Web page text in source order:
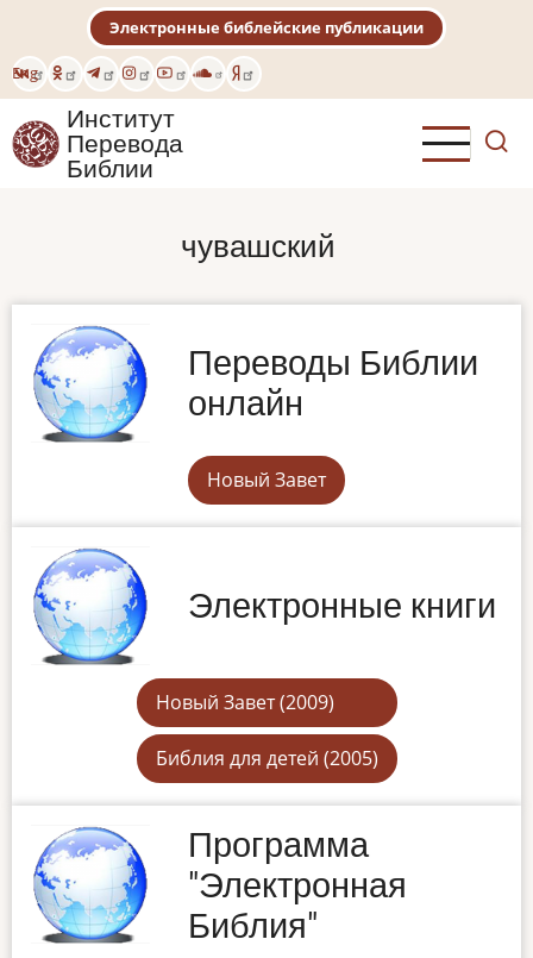
основному
содержанию
Eng
Электронные библейские публикации
Институт
Перевода
Библии
чувашский
Переводы Библии
онлайн
Новый Завет
Электронные книги
Новый Завет (2009)
Библия для детей (2005)
Программа
"Электронная
Библия"